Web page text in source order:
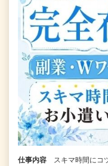
仕事内容
スキマ時間にコ